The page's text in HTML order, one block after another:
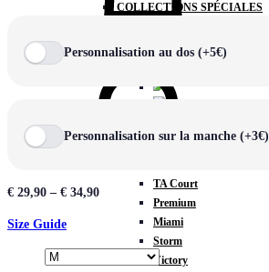
COLLECTIONS SPÉCIALES
TA Court
Premium
Miami
Storm
Victory
Personnalisation au dos (+5€)
Personnalisation sur la manche (+3€)
€ 29,90 – € 34,90
Size Guide